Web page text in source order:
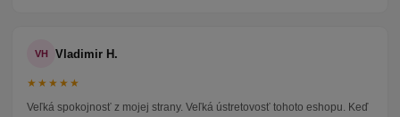
VH Vladimir H.
★★★★★
Veľká spokojnosť z mojej strany. Veľká ústretovosť tohoto eshopu. Keď